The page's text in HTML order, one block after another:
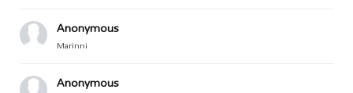
Anonymous
Marinni
Anonymous